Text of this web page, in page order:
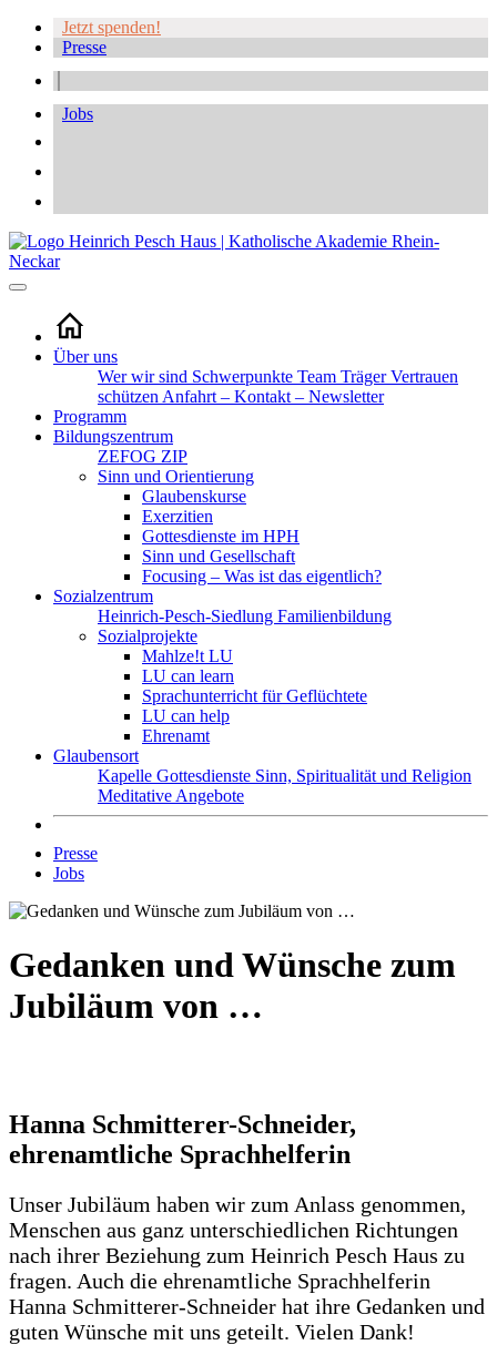
Jetzt spenden!
Presse
Jobs
Über uns
Wer wir sind Schwerpunkte Team TrägerVertrauen
schützen Anfahrt – Kontakt – Newsletter
Programm
Bildungszentrum
ZEFOG ZIP
Sinn und Orientierung
Glaubenskurse
Exerzitien
Gottesdienste im HPH
Sinn und Gesellschaft
Focusing – Was ist das eigentlich?
Sozialzentrum
Heinrich-Pesch-Siedlung Familienbildung
Sozialprojekte
Mahlze!t LU
LU can learn
Sprachunterricht für Geflüchtete
LU can help
Ehrenamt
Glaubensort
Kapelle Gottesdienste Sinn, Spiritualität und Religion
Meditative Angebote
Presse
Jobs
Gedanken und Wünsche zum
Jubiläum von …
Hanna Schmitterer-Schneider,
ehrenamtliche Sprachhelferin
Unser Jubiläum haben wir zum Anlass genommen,
Menschen aus ganz unterschiedlichen Richtungen
nach ihrer Beziehung zum Heinrich Pesch Haus zu
fragen. Auch die ehrenamtliche Sprachhelferin
Hanna Schmitterer-Schneider hat ihre Gedanken und
guten Wünsche mit uns geteilt. Vielen Dank!